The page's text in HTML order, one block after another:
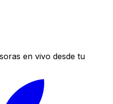
en vivo desde tu